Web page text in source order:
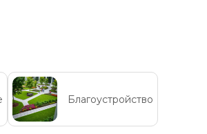
Благоустройство